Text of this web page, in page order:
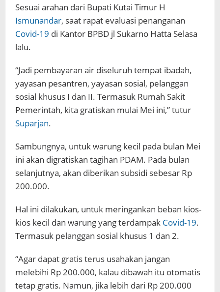
Sesuai arahan dari Bupati Kutai Timur H
Ismunandar, saat rapat evaluasi penanganan
Covid-19 di Kantor BPBD jl Sukarno Hatta Selasa
lalu.
“Jadi pembayaran air diseluruh tempat ibadah,
yayasan pesantren, yayasan sosial, pelanggan
sosial khusus I dan II. Termasuk Rumah Sakit
Pemerintah, kita gratiskan mulai Mei ini,” tutur
Suparjan.
Sambungnya, untuk warung kecil pada bulan Mei
ini akan digratiskan tagihan PDAM. Pada bulan
selanjutnya, akan diberikan subsidi sebesar Rp
200.000.
Hal ini dilakukan, untuk meringankan beban kios-
kios kecil dan warung yang terdampak Covid-19.
Termasuk pelanggan sosial khusus 1 dan 2.
“Agar dapat gratis terus usahakan jangan
melebihi Rp 200.000, kalau dibawah itu otomatis
tetap gratis. Namun, jika lebih dari Rp 200.000